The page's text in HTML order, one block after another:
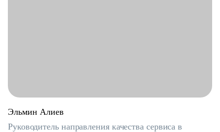
Эльмин Алиев
Руководитель направления качества сервиса в